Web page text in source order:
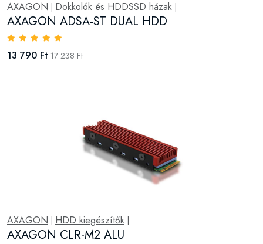
AXAGON Dokkolók és HDDSSD házak
AXAGON ADSA-ST DUAL HDD
13 790 Ft 17 238 Ft
AXAGON HDD kiegészítők
AXAGON CLR-M2 ALU